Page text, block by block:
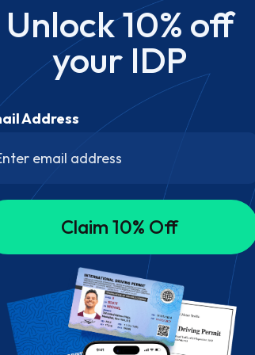
Unlock 10% off
your IDP
Address
Claim 10% Off